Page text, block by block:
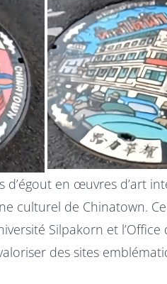
d’égout en œuvres d’art
culturel de Chinatown.
Silpakorn et
des sites